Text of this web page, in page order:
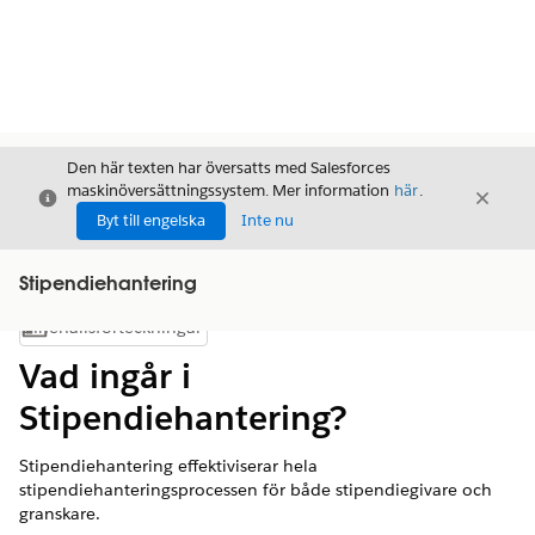
Stäng
Den här texten har översatts med Salesforces
maskinöversättningssystem. Mer information här.
Byt till engelska
Inte nu
Stäng
Stipendiehantering
Visa innehållsförteckning
Innehållsförteckningar
Vad ingår i
Stipendiehantering?
Stipendiehantering effektiviserar hela
stipendiehanteringsprocessen för både stipendiegivare och
granskare.